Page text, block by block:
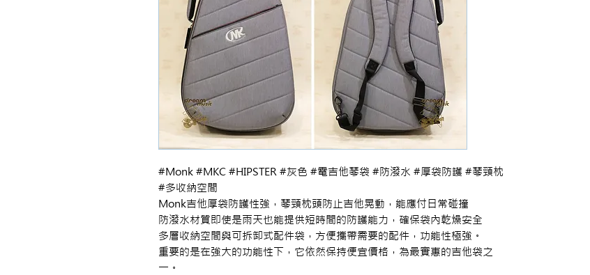
#Monk #MKC #HIPSTER #灰色 #電吉他琴袋 #防潑水 #厚袋防護 #琴頸枕
#多收納空間
Monk吉他厚袋防護性強，琴頸枕頭防止吉他晃動，能應付日常碰撞
防潑水材質即使是雨天也能提供短時間的防護能力，確保袋內乾燥安全
多層收納空間與可拆卸式配件袋，方便攜帶需要的配件，功能性極強。
重要的是在強大的功能性下，它依然保持便宜價格，為最實惠的吉他袋之
一。